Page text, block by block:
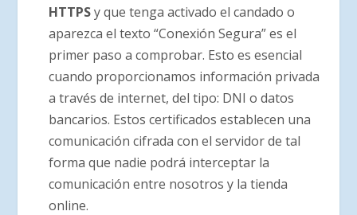
HTTPSy que tenga activado el candado o
aparezca el texto “Conexión Segura” es el
primer paso a comprobar. Esto es esencial
cuando proporcionamos información privada
a través de internet, del tipo: DNI o datos
bancarios. Estos certificados establecen una
comunicación cifrada con el servidor de tal
forma que nadie podrá interceptar la
comunicación entre nosotros y la tienda
online.